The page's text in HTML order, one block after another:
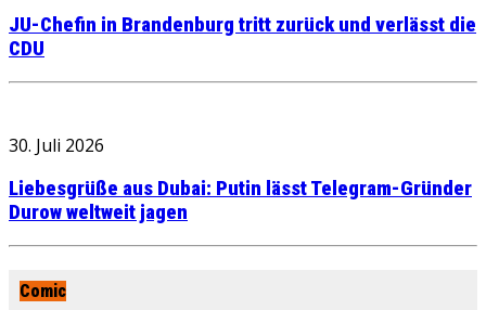
JU-Chefin in Brandenburg tritt zurück und verlässt die
CDU
30. Juli 2026
Liebesgrüße aus Dubai: Putin lässt Telegram-Gründer
Durow weltweit jagen
Comic